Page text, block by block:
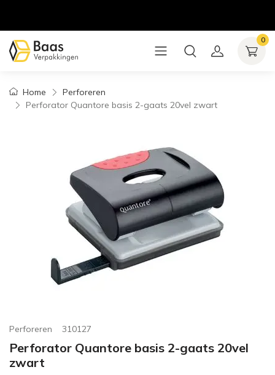
0
Home
Perforeren
Perforator Quantore basis 2-gaats 20vel zwart
Perforeren 310127
Perforator Quantore basis 2-gaats 20vel
zwart